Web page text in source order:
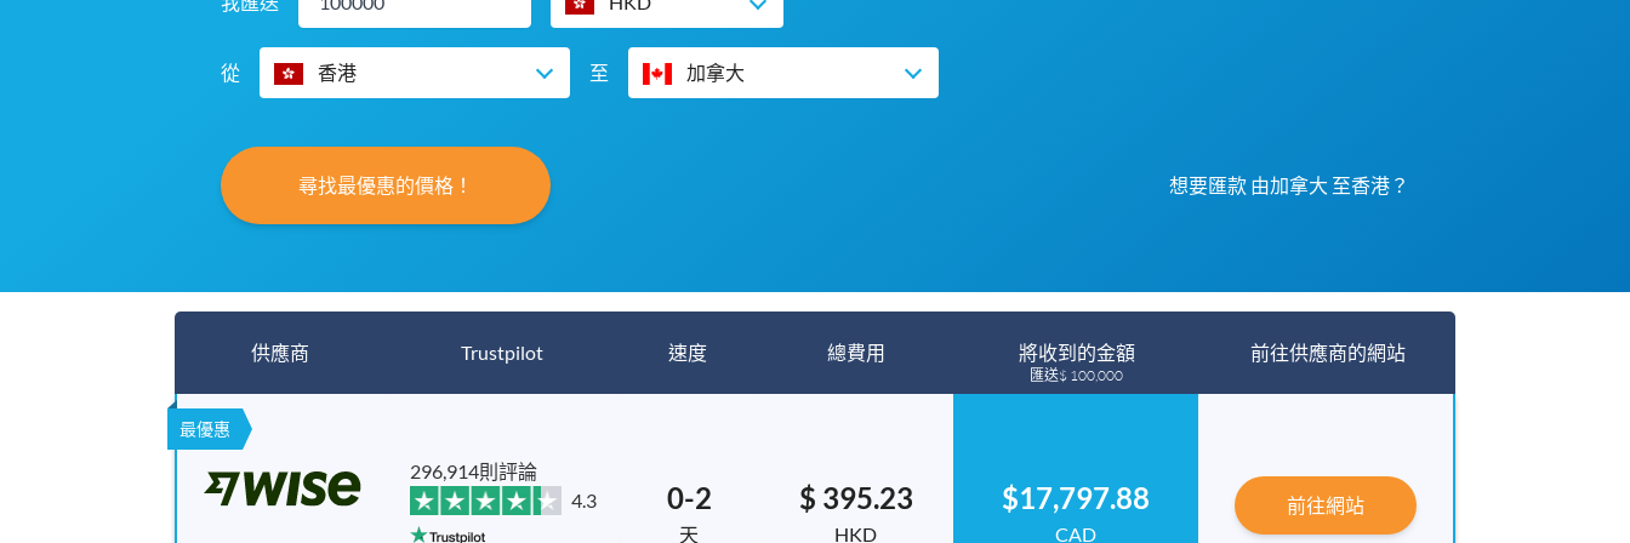
從 香港 至 加拿大
尋找最優惠的價格！ 想要匯款 由加拿大 至香港？
供應商 Trustpilot 速度 總費用 將收到的金額
匯送$ 100,000
前往供應商的網站
最優惠
296,914則評論
4.3
0-2
天
$ 395.23
HKD
$17,797.88
CAD
前往網站